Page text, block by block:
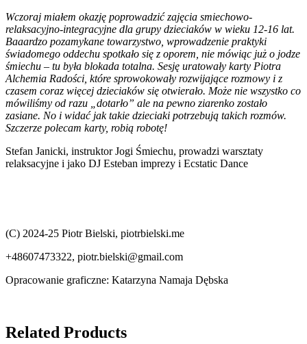
Wczoraj miałem okazję poprowadzić zajęcia smiechowo-
relaksacyjno-integracyjne dla grupy dzieciaków w wieku 12-16 lat.
Baaardzo pozamykane towarzystwo, wprowadzenie praktyki
świadomego oddechu spotkało się z oporem, nie mówiąc już o jodze
śmiechu – tu była blokada totalna. Sesję uratowały karty Piotra
Alchemia Radości, które sprowokowały rozwijające rozmowy i z
czasem coraz więcej dzieciaków się otwierało. Może nie wszystko co
mówiliśmy od razu „dotarło” ale na pewno ziarenko zostało
zasiane. No i widać jak takie dzieciaki potrzebują takich rozmów.
Szczerze polecam karty, robią robotę!
Stefan Janicki, instruktor Jogi Śmiechu, prowadzi warsztaty
relaksacyjne i jako DJ Esteban imprezy i Ecstatic Dance
(C) 2024-25 Piotr Bielski, piotrbielski.me
+48607473322, piotr.bielski@gmail.com
Opracowanie graficzne: Katarzyna Namaja Dębska
Related Products